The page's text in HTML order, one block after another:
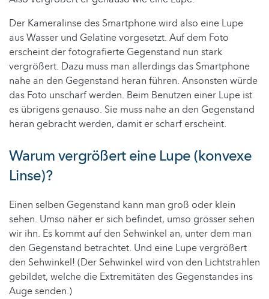
Der Kameralinse des Smartphone wird also eine Lupe
aus Wasser und Gelatine vorgesetzt. Auf dem Foto
erscheint der fotografierte Gegenstand nun stark
vergrößert. Dazu muss man allerdings das Smartphone
nahe an den Gegenstand heran führen. Ansonsten würde
das Foto unscharf werden. Beim Benutzen einer Lupe ist
es übrigens genauso. Sie muss nahe an den Gegenstand
heran gebracht werden, damit er scharf erscheint.
Warum vergrößert eine Lupe (konvexe
Linse)?
Einen selben Gegenstand kann man groß oder klein
sehen. Umso näher er sich befindet, umso grösser sehen
wir ihn. Es kommt auf den Sehwinkel an, unter dem man
den Gegenstand betrachtet. Und eine Lupe vergrößert
den Sehwinkel! (Der Sehwinkel wird von den Lichtstrahlen
gebildet, welche die Extremitäten des Gegenstandes ins
Auge senden.)